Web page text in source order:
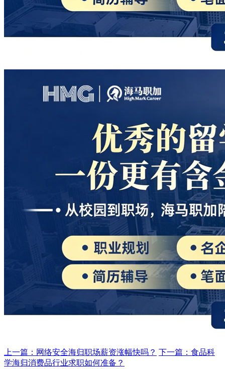
上一篇：网络安全海归职场薪资涨幅快吗？ 下一篇：食品科
学海归消费品行业求职如何准备？